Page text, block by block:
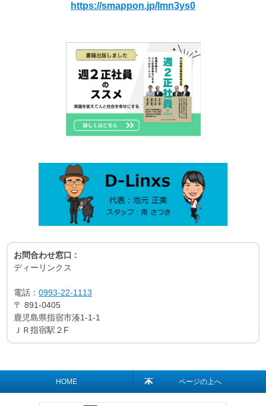
https://smappon.jp/lmn3ys0
お問合わせ窓口 :
ディーリンクス
電話：0993-22-1113
〒891-0405
鹿児島県指宿市湊1-1-1
ＪＲ指宿駅２F
HOME ページの上へ